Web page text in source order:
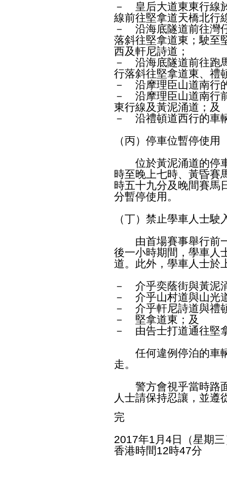
－ 皇后大道東東行線
線前往堅拿道天橋北行
－ 沿海底隧道前往灣
落斜往堅拿道東；駛至
西及軒尼詩道；
－ 沿海底隧道前往跑
行落斜往堅拿道東、禮
－ 沿摩理臣山道南行
－ 沿摩理臣山道南行
東行線及黃泥涌道；及
－ 沿禮頓道西行的車
（丙）停車位暫停使用
位於黃泥涌道的停車
時至晚上七時、黃昏賽
時五十九分及晚間賽馬
分暫停使用。
（丁）禁止學車人士駛
由首場賽事舉行前一
後一小時期間，學車人
道。此外，學車人士於
－ 介乎奕蔭街與黃泥
－ 介乎山村道與山光
－ 介乎軒尼詩道與禮
－ 堅拿道東；及
－ 由告士打道通往堅
任何違例停泊的車輛
走。
警方會視乎當時路面
人士請保持忍讓，並遵
完
2017年1月4日（星期
香港時間12時47分